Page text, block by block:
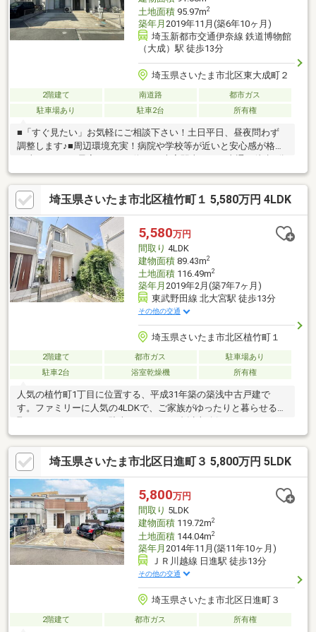
土地面積95.97m2
築年月 2019年11月(築6年10ヶ月)
埼玉新都市交通伊奈線 鉄道博物館
（大成）駅 徒歩13分
埼玉県さいたま市北区東大成町２
2階建て 南道路
都市ガス
駐車場あり
駐車2台 所有権
■「すぐ見たい」お気軽にご相談下さい！土日平日、昼夜問わず
調整します♪■周辺環境充実！病院や学校等が近いと安心感が格段
なので通勤通学も安心です。■徒歩圏内のスーパー「マルエツ」
は24時間営業です！■車通りが少なく、ゆとりがありプライバシ
ーが守りやすい立地■カースペース2台可！転回スペースがあるた
めスムーズに駐車できます。
埼玉県さいたま市北区植竹町１ 5,580万円 4LDK
5,580万円
間取り 4LDK
建物面積89.43m2
土地面積116.49m2
築年月 2019年2月(築7年7ヶ月)
東武野田線 北大宮駅 徒歩13分
その他の交通
埼玉県さいたま市北区植竹町１
2階建て 都市ガス
駐車場あり
駐車2台
浴室乾燥機 所有権
人気の植竹町1丁目に位置する、平成31年築の築浅中古戸建で
す。ファミリーに人気の4LDKで、ご家族がゆったりと暮らせる間
車を複数台お持ちの方にもおすすめです。最寄りの東武野田線
「北大宮」駅まで徒歩13分。周辺は閑静な住宅街で、落ち着いた
住環境が魅力です。スーパーやコンビニ、ドラッグストア、公園
など生活利便施設も充実しており、毎日の暮らしを快適にサポー
トします。築浅ならではのきれいな室内も魅力の一つです。現在
内覧可能ですので、ぜひ現地で住み心地や周辺環境をご確認くだ
さい。お気軽にお問い合わせをお待ちしております。
埼玉県さいたま市北区日進町３ 5,800万円 5LDK
5,800万円
間取り 5LDK
建物面積119.72m2
土地面積144.04m2
築年月 2014年11月(築11年10ヶ月)
ＪＲ川越線 日進駅 徒歩13分
その他の交通
埼玉県さいたま市北区日進町３
2階建て 都市ガス 所有権